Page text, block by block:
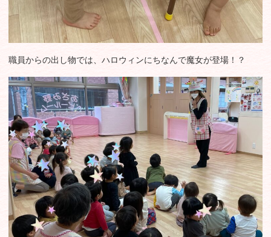
職員からの出し物では、ハロウィンにちなんで魔女が登場！？